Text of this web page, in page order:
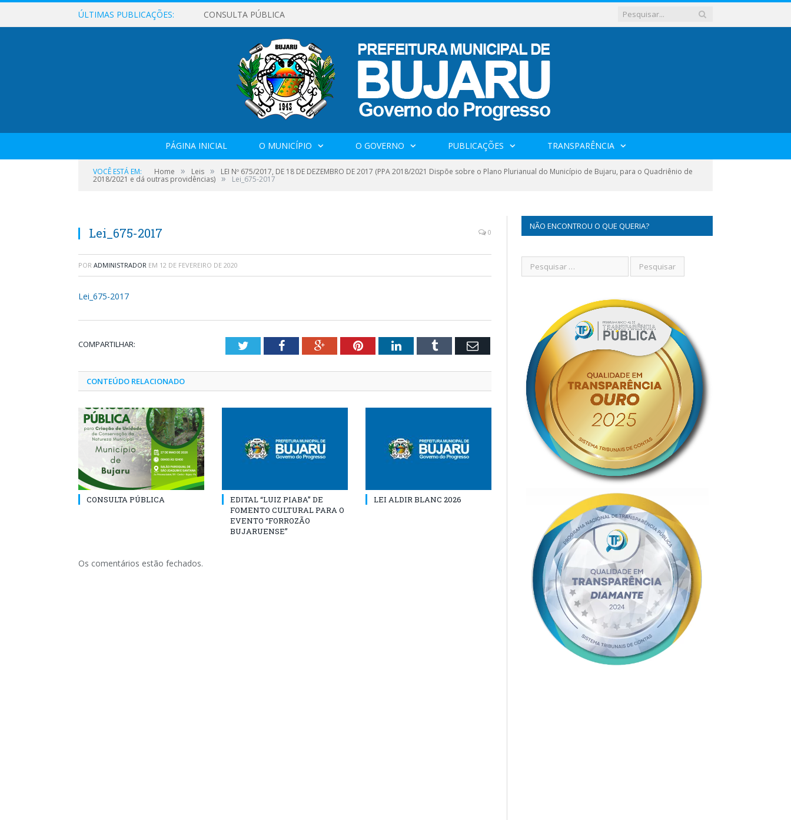
ÚLTIMAS PUBLICAÇÕES: CONSULTA PÚBLICA
PÁGINA INICIAL O MUNICÍPIO O GOVERNO PUBLICAÇÕES TRANSPARÊNCIA
VOCÊ ESTÁ EM: Home » Leis » LEI Nº 675/2017, DE 18 DE DEZEMBRO DE 2017 (PPA 2018/2021 Dispõe sobre o Plano Plurianual do Município de Bujaru, para o Quadriênio de
2018/2021 e dá outras providências) » Lei_675-2017
Lei_675-2017 0
POR ADMINISTRADOR EM 12 DE FEVEREIRO DE 2020
Lei_675-2017
COMPARTILHAR: TwitterFacebookGoogle+PinterestLinkedInTumblr Email
CONTEÚDO RELACIONADO
CONSULTA PÚBLICA
EDITAL “LUIZ PIABA” DE
FOMENTO CULTURAL PARA O
EVENTO “FORROZÃO
BUJARUENSE”
LEI ALDIR BLANC 2026
Os comentários estão fechados.
NÃO ENCONTROU O QUE QUERIA?